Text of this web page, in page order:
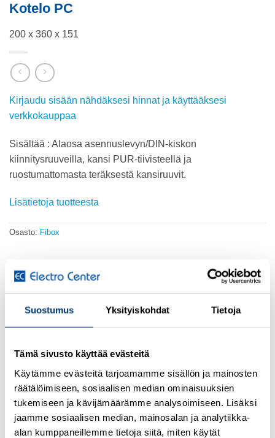
Suostumus Yksityiskohdat Tietoja
Tämä sivusto käyttää evästeitä
Käytämme evästeitä tarjoamamme sisällön ja mainosten
räätälöimiseen, sosiaalisen median ominaisuuksien
tukemiseen ja kävijämäärämme analysoimiseen. Lisäksi
jaamme sosiaalisen median, mainosalan ja analytiikka-
alan kumppaneillemme tietoja siitä, miten käytät
Kotelo PC
200 x 360 x 151
Kirjaudu sisään nähdäksesi hinnat ja käyttääksesi
verkkokauppaa
Sisältää : Alaosa asennuslevyn/DIN-kiskon
kiinnitysruuveilla, kansi PUR-tiivisteellä ja
ruostumattomasta teräksestä kansiruuvit.
Lisätietoja tuotteesta
Osasto: Fibox
KUVAUS
Tuotekuvaus : Kotelo PC
Yksikkö : Kpl
EAN koodi : 6418074058508
SSTL numero : 3435380
ETIM : EC000261